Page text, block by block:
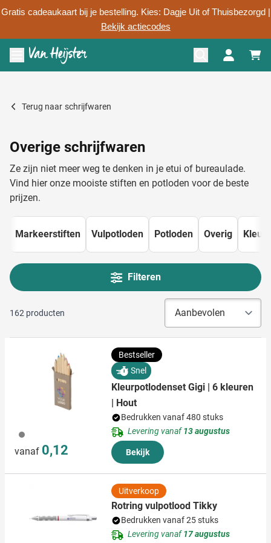
Gratis cadeaukaart bij je bestelling. Kies: Dagje Uit of Thuisbezorgd |
Bekijk actiecodes
Ga naar de inhoud
Menu openen
Terug naar schrijfwaren
Overige schrijfwaren
Ze zijn niet meer weg te denken in je etui of bureaulade.
Vind hier onze mooiste stiften en potloden voor de beste
prijzen.
Markeerstiften Vulpotloden Potloden Overig
Filteren
162 producten
003
vanaf 0,12
Bestseller
Snel
Kleurpotlodenset Gigi | 6 kleuren
| Hout
Bedrukken vanaf 480 stuks
Levering vanaf13 augustus
Bekijk
Uitverkoop
Rotring vulpotlood Tikky
Bedrukken vanaf 25 stuks
Levering vanaf17 augustus